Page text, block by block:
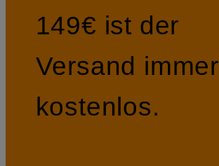
149€ ist der
Versand immer
kostenlos.